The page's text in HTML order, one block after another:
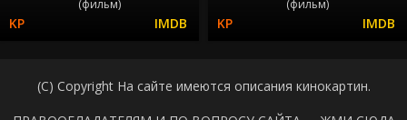
(фильм) (фильм)
(C) Copyright На сайте имеются описания кинокартин.